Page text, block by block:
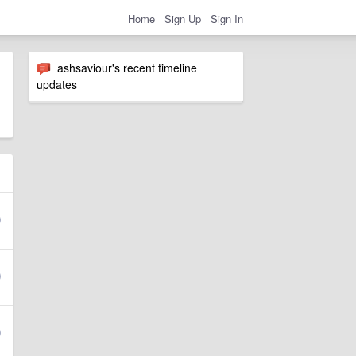
Home Sign Up Sign In
ashsaviour's recent timeline
updates